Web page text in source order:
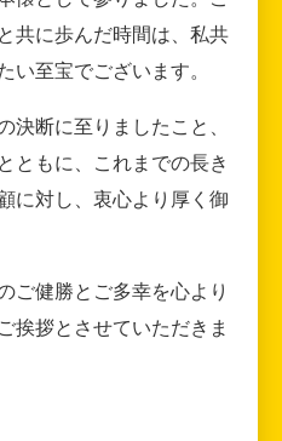
共に歩んだ時間は、私共
い至宝でございます。
決断に至りましたこと、
ともに、これまでの長き
に対し、衷心より厚く御
ご健勝とご多幸を心より
挨拶とさせていただきま